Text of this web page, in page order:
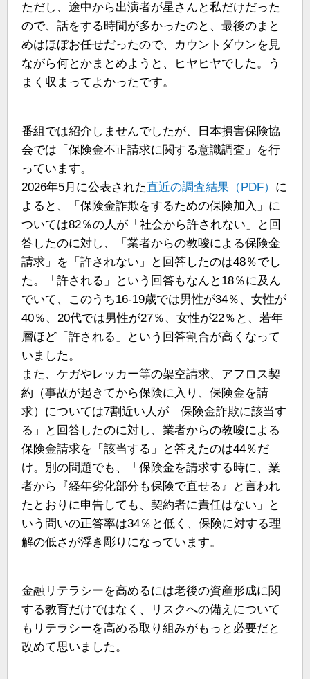
ただし、途中から出演者が星さんと私だけだった
ので、話をする時間が多かったのと、最後のまと
めはほぼお任せだったので、カウントダウンを見
ながら何とかまとめようと、ヒヤヒヤでした。う
まく収まってよかったです。
番組では紹介しませんでしたが、日本損害保険協
会では「保険金不正請求に関する意識調査」を行
っています。
2026年5月に公表された直近の調査結果（PDF） に
よると、「保険金詐欺をするための保険加入」に
ついては82％の人が「社会から許されない」と回
答したのに対し、「業者からの教唆による保険金
請求」を「許されない」と回答したのは48％でし
た。「許される」という回答もなんと18％に及ん
でいて、このうち16-19歳では男性が34％、女性が
40％、20代では男性が27％、女性が22％と、若年
層ほど「許される」という回答割合が高くなって
いました。
また、ケガやレッカー等の架空請求、アフロス契
約（事故が起きてから保険に入り、保険金を請
求）については7割近い人が「保険金詐欺に該当す
る」と回答したのに対し、業者からの教唆による
保険金請求を「該当する」と答えたのは44％だ
け。別の問題でも、「保険金を請求する時に、業
者から『経年劣化部分も保険で直せる』と言われ
たとおりに申告しても、契約者に責任はない」と
いう問いの正答率は34％と低く、保険に対する理
解の低さが浮き彫りになっています。
金融リテラシーを高めるには老後の資産形成に関
する教育だけではなく、リスクへの備えについて
もリテラシーを高める取り組みがもっと必要だと
改めて思いました。